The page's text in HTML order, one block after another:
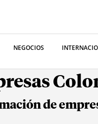
NEGOCIOS
de